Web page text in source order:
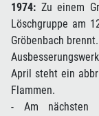
1974: Zu einem
Löschgruppe am
Gröbenbach
April steht ein
Flammen.
- Am nächsten